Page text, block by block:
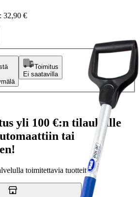
32,90 €
Toimitus
Ei saatavilla
yli 100 €:n tilauksille
tai
toimitettavia tuotteita.